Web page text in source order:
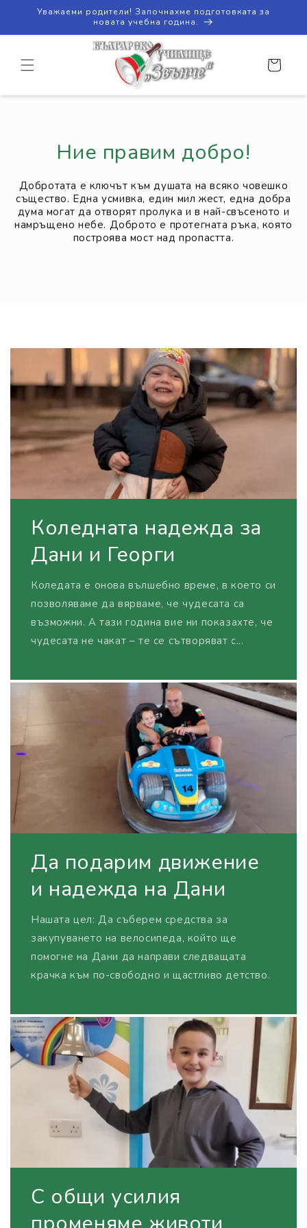
Уважаеми родители! Започнахме подготовката за
новата учебна година.
Количка
Ние правим добро!
Добротата е ключът към душата на всяко човешко
същество. Една усмивка, един мил жест, една добра
дума могат да отворят пролука и в най-свъсеното и
намръщено небе. Доброто е протегната ръка, която
построява мост над пропастта.
Коледната надежда за
Дани и Георги
Коледата е онова вълшебно време, в което си
позволяваме да вярваме, че чудесата са
възможни. А тази година вие ни показахте, че
чудесата не чакат – те се сътворяват с...
Да подарим движение
и надежда на Дани
Нашата цел: Да съберем средства за
закупуването на велосипеда, който ще
помогне на Дани да направи следващата
крачка към по-свободно и щастливо детство.
С общи усилия